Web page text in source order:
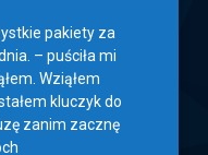
pakiety za
– puściła mi
Wziąłem
kluczyk do
zanim zacznę